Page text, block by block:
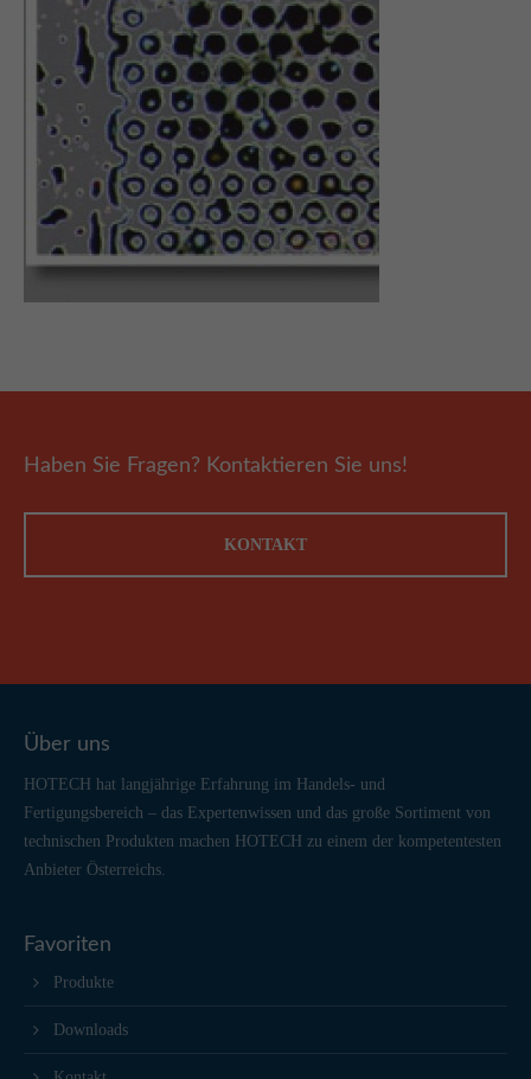
About us
Lorem ipsum dolor sit amet, consectetuer adipiscing elit.
Aenean commodo ligula eget dolor. Aenean massa. Cum sociis
natoque penatibus et magnis dis parturient montes, nascetur
ridiculus mus. Donec quam felis, ultricies nec.
Haben Sie Fragen? Kontaktieren Sie uns!
KONTAKT
Über uns
HOTECH hat langjährige Erfahrung im Handels- und
Fertigungsbereich – das Expertenwissen und das große Sortiment von
technischen Produkten machen HOTECH zu einem der kompetentesten
Anbieter Österreichs.
Favoriten
Produkte
Downloads